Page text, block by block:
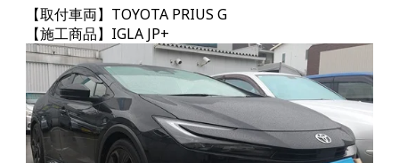
【取付車両】TOYOTA PRIUS G
【施工商品】IGLA JP+